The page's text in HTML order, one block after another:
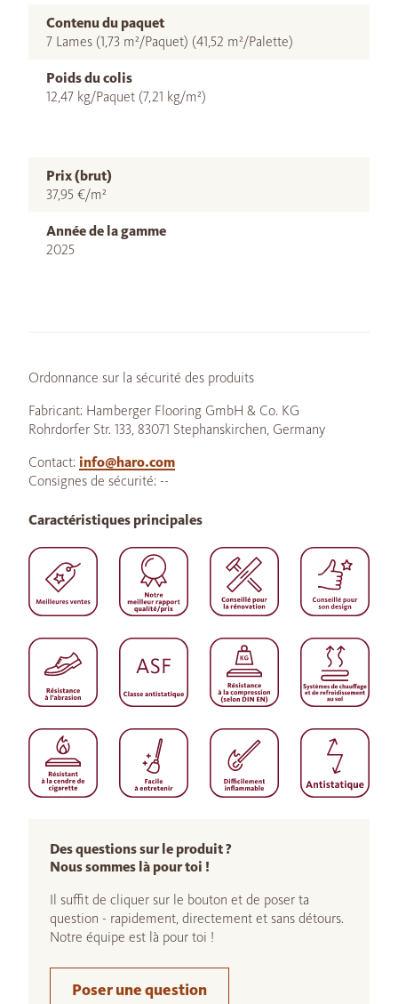
Contenu du paquet
7 Lames (1,73 m²/Paquet) (41,52 m²/Palette)
Poids du colis
12,47 kg/Paquet (7,21 kg/m²)
Prix (brut)
37,95 €/m²
Année de la gamme
2025
Ordonnance sur la sécurité des produits
Fabricant: Hamberger Flooring GmbH & Co. KG
Rohrdorfer Str. 133, 83071 Stephanskirchen, Germany
Contact: info@haro.com
Consignes de sécurité: --
Des questions sur le produit ?
Nous sommes là pour toi !
Il suffit de cliquer sur le bouton et de poser ta
question - rapidement, directement et sans détours.
Notre équipe est là pour toi !
Poser une question
Caractéristiques principales